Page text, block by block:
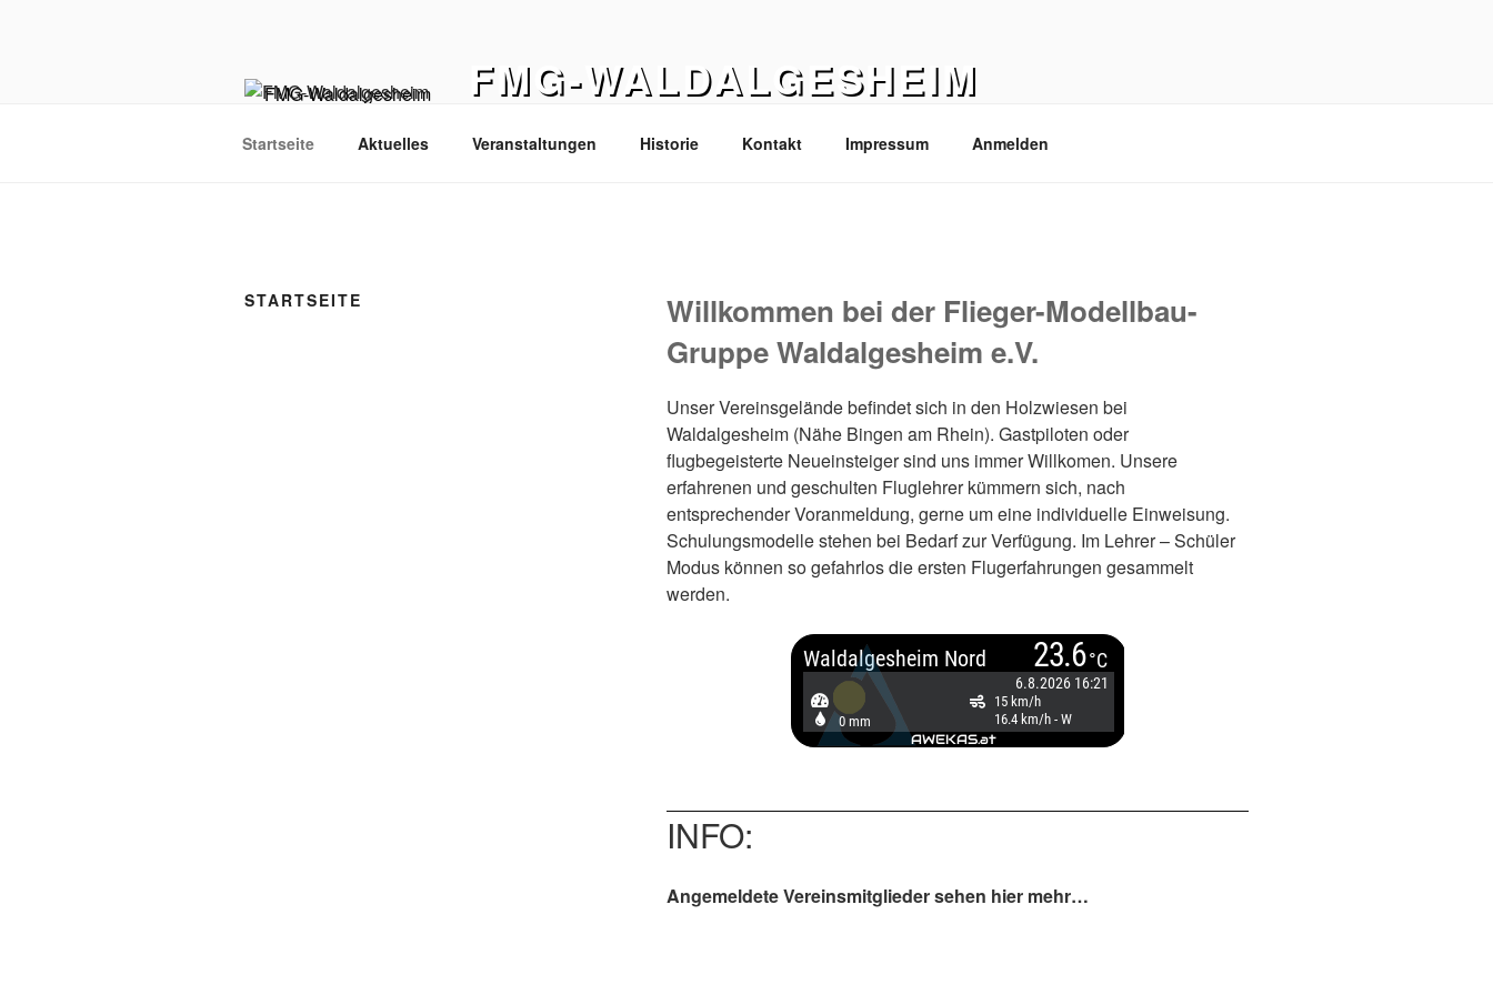
FMG-WALDALGESHEIM
Startseite Aktuelles Veranstaltungen Historie Kontakt Impressum Anmelden
STARTSEITE
Willkommen bei der Flieger-Modellbau-
Gruppe Waldalgesheim e.V.
Unser Vereinsgelände befindet sich in den Holzwiesen bei
Waldalgesheim (Nähe Bingen am Rhein). Gastpiloten oder
flugbegeisterte Neueinsteiger sind uns immer Willkomen. Unsere
erfahrenen und geschulten Fluglehrer kümmern sich, nach
entsprechender Voranmeldung, gerne um eine individuelle Einweisung.
Schulungsmodelle stehen bei Bedarf zur Verfügung. Im Lehrer – Schüler
Modus können so gefahrlos die ersten Flugerfahrungen gesammelt
werden.
INFO:
Angemeldete Vereinsmitglieder sehen hier mehr…